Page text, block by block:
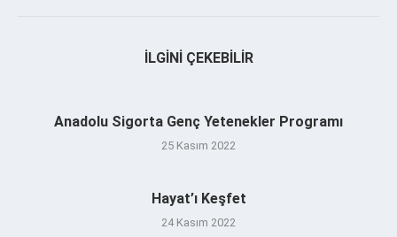
İLGINI ÇEKEBILIR
Anadolu Sigorta Genç Yetenekler Programı
25 Kasım 2022
Hayat’ı Keşfet
24 Kasım 2022